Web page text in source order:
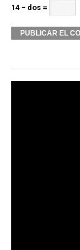
14 − dos =